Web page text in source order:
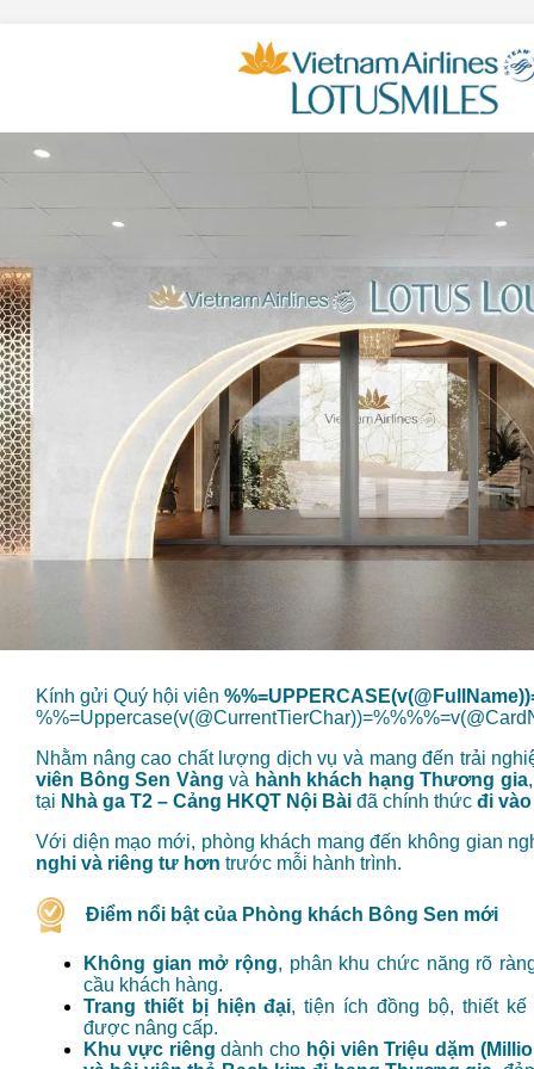
Kính gửi Quý hội viên
Nhằm nâng cao chất lượng dịch vụ và mang đến trải
viên Bông Sen Vàng và hành khách hạng Thương gia
tại Nhà ga T2 – Cảng HKQT Nội Bài đã chính thức đi
Với diện mạo mới, phòng khách mang đến không gian
nghi và riêng tư hơn trước mỗi hành trình.
Điểm nổi bật của Phòng khách Bông Sen mới
Không gian mở rộng, phân khu chức năng rõ
cầu khách hàng.
Trang thiết bị hiện đại, tiện ích đồng bộ, thiết
được nâng cấp.
Khu vực riêng dành cho hội viên Triệu dặm